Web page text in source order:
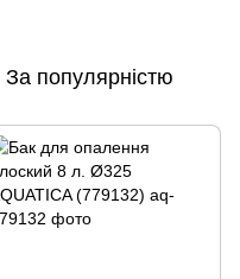
За популярністю